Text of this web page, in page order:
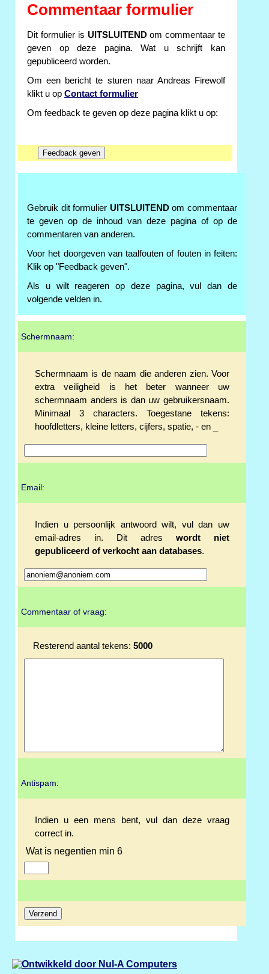
Commentaar formulier
Dit formulier is UITSLUITENDom commentaar te
geven op deze pagina. Wat u schrijft kan
gepubliceerd worden.
Om een bericht te sturen naar Andreas Firewolf
klikt u op Contact formulier
Om feedback te geven op deze pagina klikt u op:
Gebruik dit formulier UITSLUITENDom commentaar
te geven op de inhoud van deze pagina of op de
commentaren van anderen.
Voor het doorgeven van taalfouten of fouten in feiten:
Klik op "Feedback geven".
Als u wilt reageren op deze pagina, vul dan de
volgende velden in.
Schermnaam:
Schermnaam is de naam die anderen zien. Voor
extra veiligheid is het beter wanneer uw
schermnaam anders is dan uw gebruikersnaam.
Minimaal 3 characters. Toegestane tekens:
hoofdletters, kleine letters, cijfers, spatie, - en _
Email:
Indien u persoonlijk antwoord wilt, vul dan uw
email-adres in. Dit adres wordt niet
gepubliceerd of verkocht aan databases.
Commentaar of vraag:
Resterend aantal tekens: 5000
Antispam:
Indien u een mens bent, vul dan deze vraag
correct in.
Wat is negentien min 6